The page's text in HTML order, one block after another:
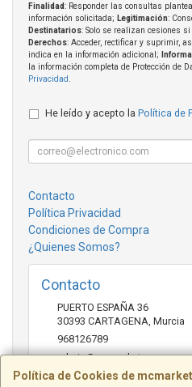
Política de Cookies de
Finalidad: Responder las consultas
información solicitada; Legitimación:
Destinatarios: Solo se realizan cesiones
Derechos: Acceder, rectificar y suprimir,
indica en la información adicional;
la información completa de Protección de
Privacidad
He leído y acepto la Política de
Contacto
Política Privacidad
Condiciones de Compra
¿Quienes Somos?
Contacto
PUERTO ESPAÑA 36
30393 CARTAGENA Murcia
968126789
admin@mcmarket.es